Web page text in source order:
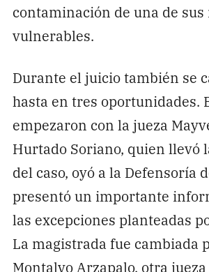
contaminación de una de
vulnerables.
Durante el juicio también se
hasta en tres oportunidades.
empezaron con la jueza
Hurtado Soriano, quien llevó
del caso, oyó a la Defensoría
presentó un importante
las excepciones planteadas
La magistrada fue cambiada
Montalvo Arzapalo, otra